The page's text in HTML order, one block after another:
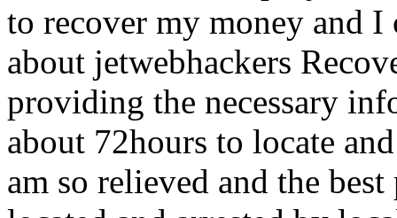
to recover my money and I
about jetwebhackers
providing the necessary
about 72hours to locate
am so relieved and the